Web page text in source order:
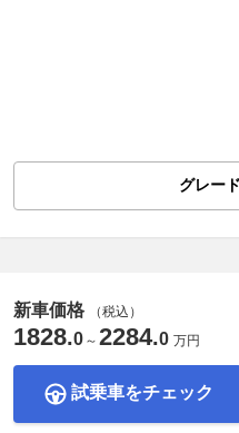
グレー
新車価格 （税込）
1828.0 ～ 2284.0 万円
試乗車をチェック